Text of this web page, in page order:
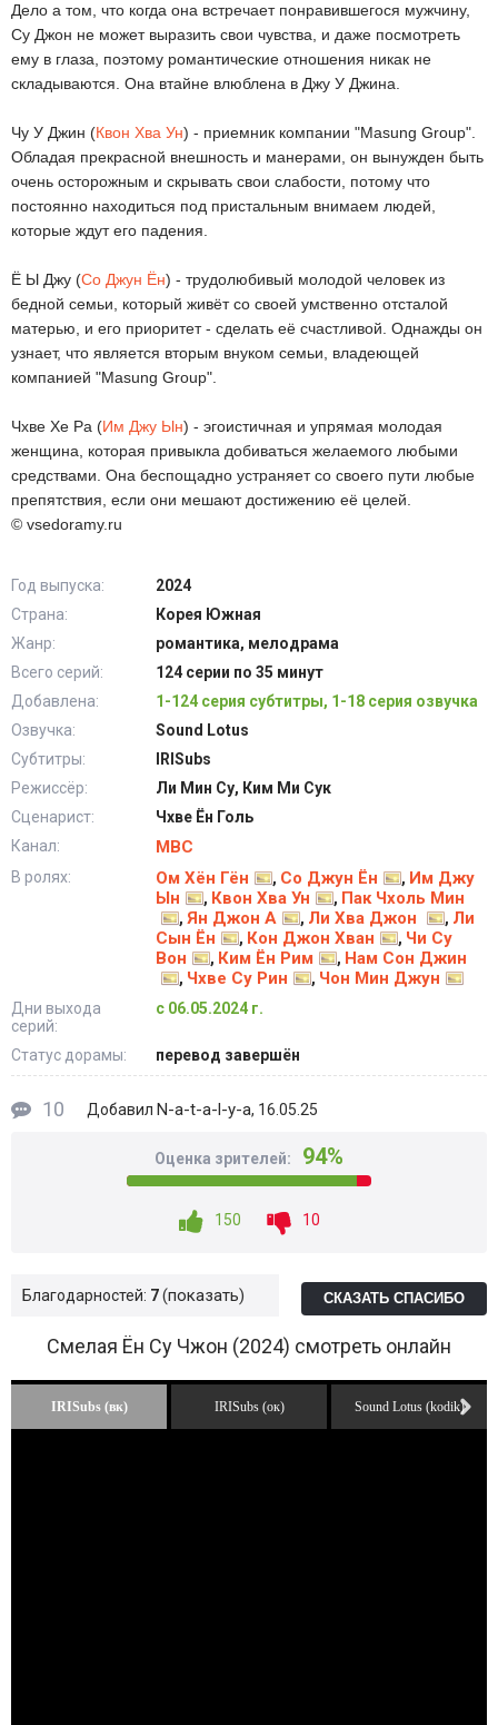
Дело а том, что когда она встречает понравившегося мужчину,
Су Джон не может выразить свои чувства, и даже посмотреть
ему в глаза, поэтому романтические отношения никак не
складываются. Она втайне влюблена в Джу У Джина.
Чу У Джин (Квон Хва Ун) - приемник компании "Masung Group".
Обладая прекрасной внешность и манерами, он вынужден быть
очень осторожным и скрывать свои слабости, потому что
постоянно находиться под пристальным внимаем людей,
которые ждут его падения.
Ё Ы Джу (Со Джун Ён) - трудолюбивый молодой человек из
бедной семьи, который живёт со своей умственно отсталой
матерью, и его приоритет - сделать её счастливой. Однажды он
узнает, что является вторым внуком семьи, владеющей
компанией "Masung Group".
Чхве Хе Ра (Им Джу Ын) - эгоистичная и упрямая молодая
женщина, которая привыкла добиваться желаемого любыми
средствами. Она беспощадно устраняет со своего пути любые
препятствия, если они мешают достижению её целей.
© vsedoramy.ru
Год выпуска:
2024
Страна:
Корея Южная
Жанр:
романтика, мелодрама
Всего серий:
124 серии по 35 минут
Добавлена:
1-124 серия субтитры, 1-18 серия озвучка
Озвучка:
Sound Lotus
Субтитры:
IRISubs
Режиссёр:
Ли Мин Су, Ким Ми Сук
Сценарист:
Чхве Ён Голь
Канал:
MBC
В ролях: Ом Хён Гён , Со Джун Ён , Им Джу
Ын
, Квон Хва Ун , Пак Чхоль Мин
, Ян Джон А , Ли Хва Джон , Ли
Сын Ён
, Кон Джон Хван , Чи Су
Вон
, Ким Ён Рим , Нам Сон Джин
, Чхве Су Рин , Чон Мин Джун
Дни выхода
серий:
с 06.05.2024 г.
Статус дорамы: перевод завершён
10 Добавил N-a-t-a-l-y-a, 16.05.25
Оценка зрителей: 94%
150 10
Благодарностей: 7 показать СКАЗАТЬ СПАСИБО
Смелая Ён Су Чжон (2024) смотреть онлайн
IRISubs (вк) IRISubs (ок) Sound Lotus (kodik)